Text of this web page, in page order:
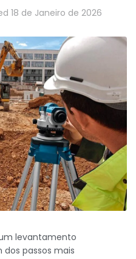
18 de Janeiro de 2026
levantamento
passos mais